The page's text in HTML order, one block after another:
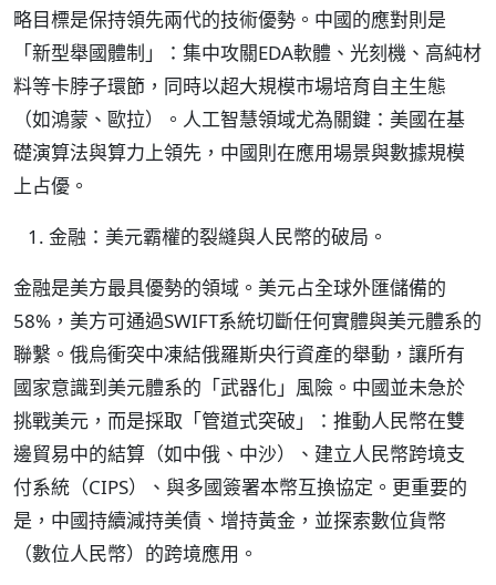
略目標是保持領先兩代的技術優勢。中國的應對則是
「新型舉國體制」：集中攻關EDA軟體、光刻機、高純材
料等卡脖子環節，同時以超大規模市場培育自主生態
（如鴻蒙、歐拉）。人工智慧領域尤為關鍵：美國在基
礎演算法與算力上領先，中國則在應用場景與數據規模
上占優。
金融：美元霸權的裂縫與人民幣的破局。
金融是美方最具優勢的領域。美元占全球外匯儲備的
58%，美方可通過SWIFT系統切斷任何實體與美元體系的
聯繫。俄烏衝突中凍結俄羅斯央行資產的舉動，讓所有
國家意識到美元體系的「武器化」風險。中國並未急於
挑戰美元，而是採取「管道式突破」：推動人民幣在雙
邊貿易中的結算（如中俄、中沙）、建立人民幣跨境支
付系統（CIPS）、與多國簽署本幣互換協定。更重要的
是，中國持續減持美債、增持黃金，並探索數位貨幣
（數位人民幣）的跨境應用。